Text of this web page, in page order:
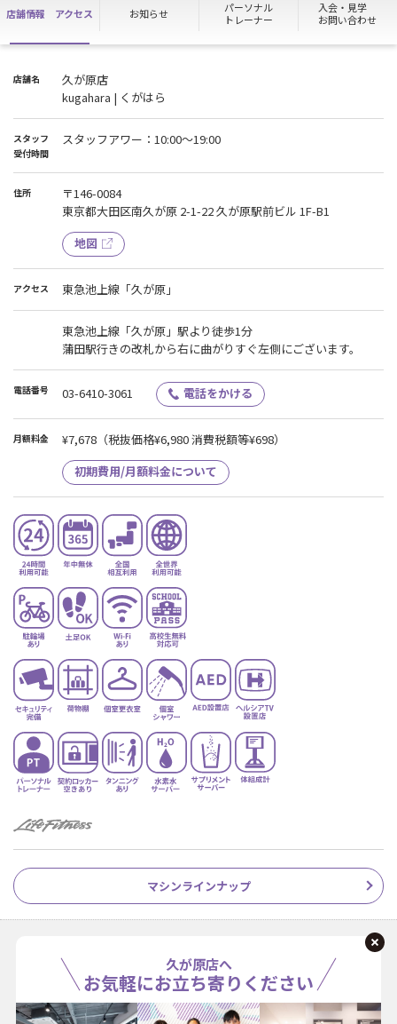
【休館期間中のお問い合わせについて】
各種お手続きやサービスに関するご質問は、HP記載のお問い合わせ
内容を確認後、担当者より順次ご返信させていただきます。
お電話での窓口については、下記が臨時受付店舗となります。
エニタイムフィットネス御嶽山店
TEL：03-6421-8317
店舗情報 アクセス お知らせ
パーソナル
トレーナー
入会・見学
お問い合わせ
店舗名
久が原店
kugahara | くがはら
スタッフ
受付時間
スタッフアワー：10:00～19:00
住所
〒146-0084
東京都大田区南久が原 2-1-22 久が原駅前ビル 1F-B1
地図
アクセス 東急池上線「久が原」
東急池上線「久が原」駅より徒歩1分
蒲田駅行きの改札から右に曲がりすぐ左側にございます。
電話番号 03-6410-3061 電話をかける
月額料金 ¥7,678 （税抜価格¥6,980 消費税額等¥698）
初期費用/月額料金について
マシンラインナップ
久が原店へ
お気軽にお立ち寄りください